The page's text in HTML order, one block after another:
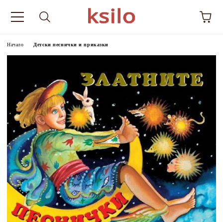
Начало Детски песнички и приказки